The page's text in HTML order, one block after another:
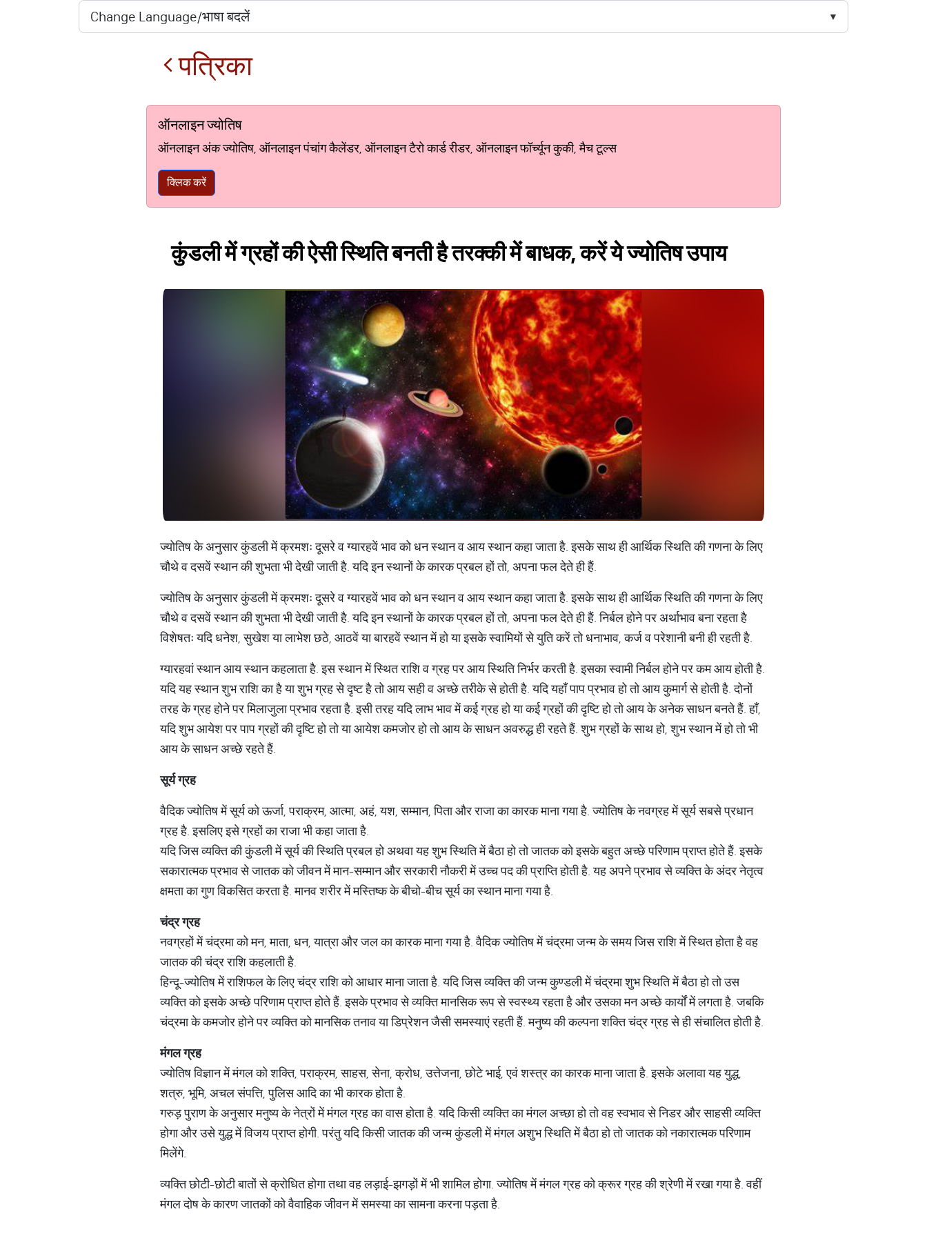
पत्रिका
ऑनलाइन ज्योतिष
ऑनलाइन अंक ज्योतिष, ऑनलाइन पंचांग कैलेंडर, ऑनलाइन टैरो कार्ड रीडर, ऑनलाइन फॉर्च्यून कुकी, मैच टूल्स
क्लिक करें
कुंडली में ग्रहों की ऐसी स्थिति बनती है तरक्की में बाधक, करें ये ज्योतिष उपाय
ज्योतिष के अनुसार कुंडली में क्रमशः दूसरे व ग्यारहवें भाव को धन स्थान व आय स्थान कहा जाता है. इसके साथ ही आर्थिक स्थिति की गणना के लिए
चौथे व दसवें स्थान की शुभता भी देखी जाती है. यदि इन स्थानों के कारक प्रबल हों तो, अपना फल देते ही हैं.
ज्योतिष के अनुसार कुंडली में क्रमशः दूसरे व ग्यारहवें भाव को धन स्थान व आय स्थान कहा जाता है. इसके साथ ही आर्थिक स्थिति की गणना के लिए
चौथे व दसवें स्थान की शुभता भी देखी जाती है. यदि इन स्थानों के कारक प्रबल हों तो, अपना फल देते ही हैं. निर्बल होने पर अर्थाभाव बना रहता है
विशेषतः यदि धनेश, सुखेश या लाभेश छठे, आठवें या बारहवें स्थान में हो या इसके स्वामियों से युति करें तो धनाभाव, कर्ज व परेशानी बनी ही रहती है.
ग्यारहवां स्थान आय स्थान कहलाता है. इस स्थान में स्थित राशि व ग्रह पर आय स्थिति निर्भर करती है. इसका स्वामी निर्बल होने पर कम आय होती है.
यदि यह स्थान शुभ राशि का है या शुभ ग्रह से दृष्ट है तो आय सही व अच्छे तरीके से होती है. यदि यहाँ पाप प्रभाव हो तो आय कुमार्ग से होती है. दोनों
तरह के ग्रह होने पर मिलाजुला प्रभाव रहता है. इसी तरह यदि लाभ भाव में कई ग्रह हो या कई ग्रहों की दृष्टि हो तो आय के अनेक साधन बनते हैं. हाँ,
यदि शुभ आयेश पर पाप ग्रहों की दृष्टि हो तो या आयेश कमजोर हो तो आय के साधन अवरुद्ध ही रहते हैं. शुभ ग्रहों के साथ हो, शुभ स्थान में हो तो भी
आय के साधन अच्छे रहते हैं.
सूर्य ग्रह
वैदिक ज्योतिष में सूर्य को ऊर्जा, पराक्रम, आत्मा, अहं, यश, सम्मान, पिता और राजा का कारक माना गया है. ज्योतिष के नवग्रह में सूर्य सबसे प्रधान
ग्रह है. इसलिए इसे ग्रहों का राजा भी कहा जाता है.
यदि जिस व्यक्ति की कुंडली में सूर्य की स्थिति प्रबल हो अथवा यह शुभ स्थिति में बैठा हो तो जातक को इसके बहुत अच्छे परिणाम प्राप्त होते हैं. इसके
सकारात्मक प्रभाव से जातक को जीवन में मान-सम्मान और सरकारी नौकरी में उच्च पद की प्राप्ति होती है. यह अपने प्रभाव से व्यक्ति के अंदर नेतृत्व
क्षमता का गुण विकसित करता है. मानव शरीर में मस्तिष्क के बीचो-बीच सूर्य का स्थान माना गया है.
चंद्र ग्रह
नवग्रहों में चंद्रमा को मन, माता, धन, यात्रा और जल का कारक माना गया है. वैदिक ज्योतिष में चंद्रमा जन्म के समय जिस राशि में स्थित होता है वह
जातक की चंद्र राशि कहलाती है.
हिन्दू-ज्योतिष में राशिफल के लिए चंद्र राशि को आधार माना जाता है. यदि जिस व्यक्ति की जन्म कुण्डली में चंद्रमा शुभ स्थिति में बैठा हो तो उस
व्यक्ति को इसके अच्छे परिणाम प्राप्त होते हैं. इसके प्रभाव से व्यक्ति मानसिक रूप से स्वस्थ्य रहता है और उसका मन अच्छे कार्यों में लगता है. जबकि
चंद्रमा के कमजोर होने पर व्यक्ति को मानसिक तनाव या डिप्रेशन जैसी समस्याएं रहती हैं. मनुष्य की कल्पना शक्ति चंद्र ग्रह से ही संचालित होती है.
मंगल ग्रह
ज्योतिष विज्ञान में मंगल को शक्ति, पराक्रम, साहस, सेना, क्रोध, उत्तेजना, छोटे भाई, एवं शस्त्र का कारक माना जाता है. इसके अलावा यह युद्ध,
शत्रु, भूमि, अचल संपत्ति, पुलिस आदि का भी कारक होता है.
गरुड़ पुराण के अनुसार मनुष्य के नेत्रों में मंगल ग्रह का वास होता है. यदि किसी व्यक्ति का मंगल अच्छा हो तो वह स्वभाव से निडर और साहसी व्यक्ति
होगा और उसे युद्ध में विजय प्राप्त होगी. परंतु यदि किसी जातक की जन्म कुंडली में मंगल अशुभ स्थिति में बैठा हो तो जातक को नकारात्मक परिणाम
मिलेंगे.
व्यक्ति छोटी-छोटी बातों से क्रोधित होगा तथा वह लड़ाई-झगड़ों में भी शामिल होगा. ज्योतिष में मंगल ग्रह को क्रूर ग्रह की श्रेणी में रखा गया है. वहीं
मंगल दोष के कारण जातकों को वैवाहिक जीवन में समस्या का सामना करना पड़ता है.